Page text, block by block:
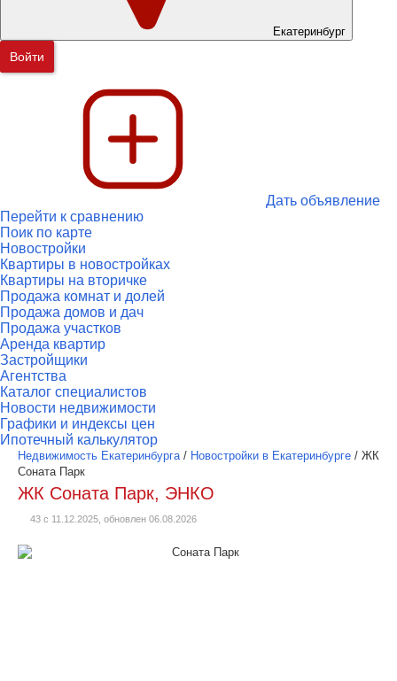
Екатеринбург
Войти
Дать объявление
Перейти к сравнению
Поик по карте
Новостройки
Квартиры в новостройках
Квартиры на вторичке
Продажа комнат и долей
Продажа домов и дач
Продажа участков
Аренда квартир
Застройщики
Агентства
Каталог специалистов
Новости недвижимости
Графики и индексы цен
Ипотечный калькулятор
Недвижимость Екатеринбурга/ Новостройки в Екатеринбурге / ЖК
Соната Парк
ЖК Соната Парк, ЭНКО
43 с 11.12.2025, обновлен 06.08.2026